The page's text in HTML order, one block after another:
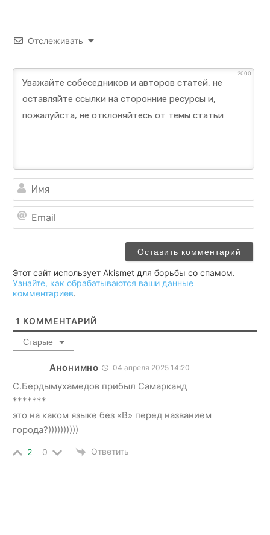
Отслеживать
2000
Этот сайт использует Akismet для борьбы со спамом.
Узнайте, как обрабатываются ваши данные
комментариев.
1 КОММЕНТАРИЙ
Старые
Анонимно 04 апреля 2025 14:20
С.Бердымухамедов прибыл Самарканд
*******
это на каком языке без «В» перед названием
города?))))))))))
2 0 Ответить